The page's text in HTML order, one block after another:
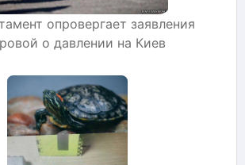
опровергает заявления
о давлении на Киев